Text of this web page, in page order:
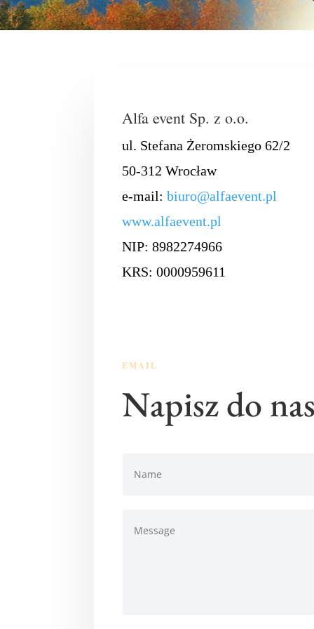
Alfa event Sp. z o.o.
ul. Stefana Żeromskiego 62/2
50-312 Wrocław
e-mail:biuro@alfaevent.pl
www.alfaevent.pl
NIP: 8982274966
KRS: 0000959611
EMAIL
Napisz do